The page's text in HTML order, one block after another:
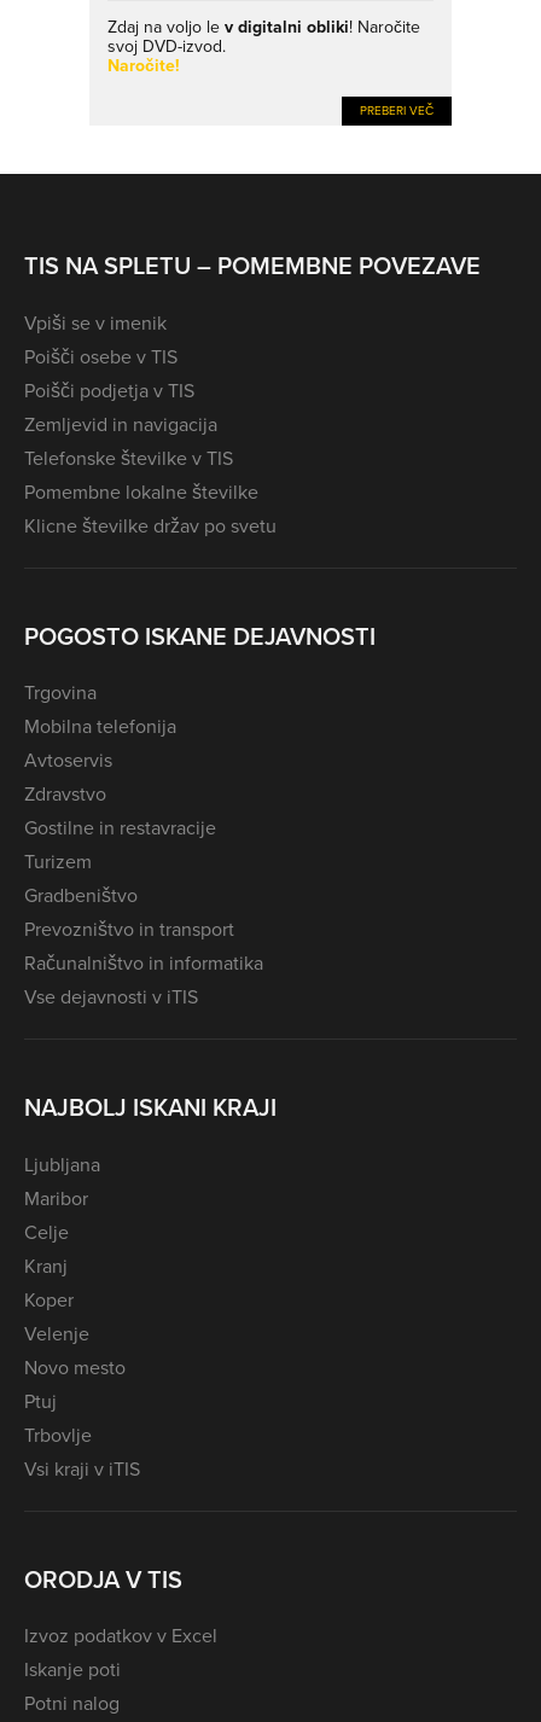
Zdaj na voljo lev digitalni obliki! Naročite
svoj DVD-izvod.
Naročite!
PREBERI VEČ
TIS NA SPLETU – POMEMBNE POVEZAVE
Vpiši se v imenik
Poišči osebe v TIS
Poišči podjetja v TIS
Zemljevid in navigacija
Telefonske številke v TIS
Pomembne lokalne številke
Klicne številke držav po svetu
POGOSTO ISKANE DEJAVNOSTI
Trgovina
Mobilna telefonija
Avtoservis
Zdravstvo
Gostilne in restavracije
Turizem
Gradbeništvo
Prevozništvo in transport
Računalništvo in informatika
Vse dejavnosti v iTIS
NAJBOLJ ISKANI KRAJI
Ljubljana
Maribor
Celje
Kranj
Koper
Velenje
Novo mesto
Ptuj
Trbovlje
Vsi kraji v iTIS
ORODJA V TIS
Izvoz podatkov v Excel
Iskanje poti
Potni nalog